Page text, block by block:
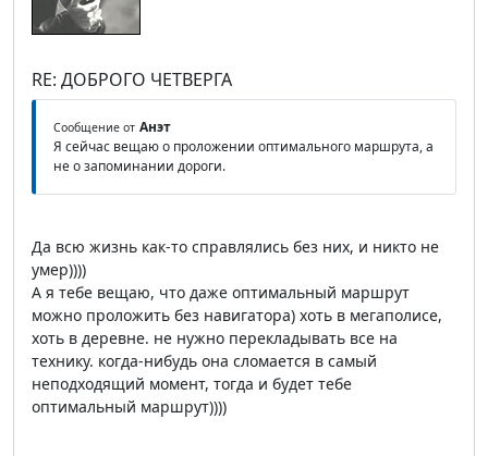
RE: ДОБРОГО ЧЕТВЕРГА
Сообщение от Анэт
Я сейчас вещаю о проложении оптимального маршрута, а
не о запоминании дороги.
Да всю жизнь как-то справлялись без них, и никто не
умер))))
А я тебе вещаю, что даже оптимальный маршрут
можно проложить без навигатора) хоть в мегаполисе,
хоть в деревне. не нужно перекладывать все на
технику. когда-нибудь она сломается в самый
неподходящий момент, тогда и будет тебе
оптимальный маршрут))))